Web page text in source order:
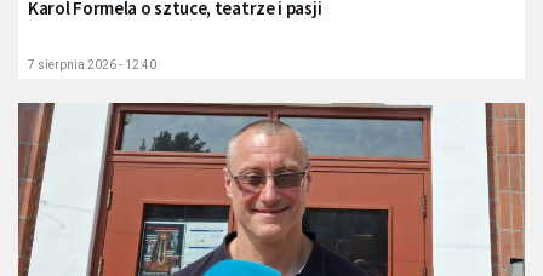
Karol Formela o sztuce, teatrze i pasji
7 sierpnia 2026 - 12:40